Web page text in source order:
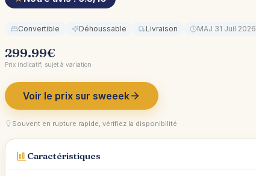
Convertible Déhoussable Livraison MAJ 31 Juil 2026
299.99€
Prix indicatif, sujet à variation
Voir le prix sur sweeek
Souvent en rupture rapide, vérifiez la disponibilité
Caractéristiques